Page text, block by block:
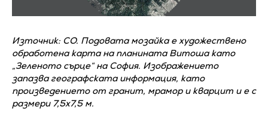
Източник: СО. Подовата мозайка е художествено
обработена карта на планината Витоша като
„Зеленото сърце“ на София. Изображението
запазва географската информация, като
произведението от гранит, мрамор и кварцит и е с
размери 7,5х7,5 м.